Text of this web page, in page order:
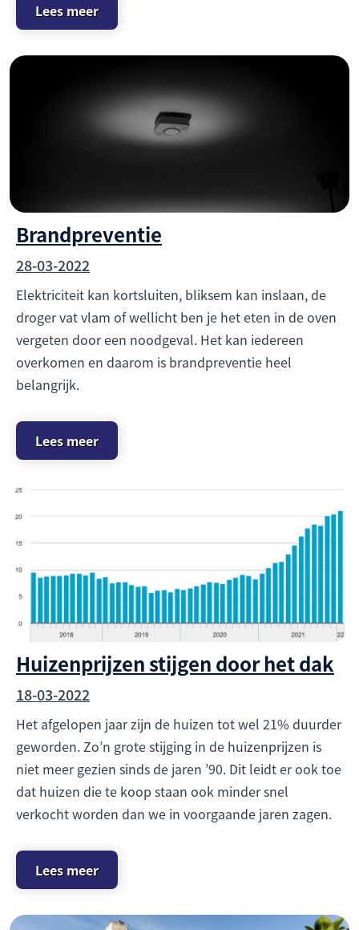
Lees meer
Brandpreventie
28-03-2022
Elektriciteit kan kortsluiten, bliksem kan inslaan, de
droger vat vlam of wellicht ben je het eten in de oven
vergeten door een noodgeval. Het kan iedereen
overkomen en daarom is brandpreventie heel
belangrijk.
Lees meer
Huizenprijzen stijgen door het dak
18-03-2022
Het afgelopen jaar zijn de huizen tot wel 21% duurder
geworden. Zo’n grote stijging in de huizenprijzen is
niet meer gezien sinds de jaren ’90. Dit leidt er ook toe
dat huizen die te koop staan ook minder snel
verkocht worden dan we in voorgaande jaren zagen.
Lees meer